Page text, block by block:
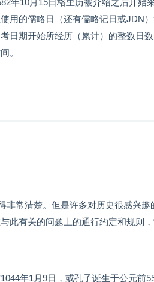
用的儒略日（还有儒略记日或JDN
日期开始所经历（累计）的整数日
。
非常清楚。但是许多对历史很感兴趣
此有关的问题上的通行约定和规则
年1月9日，或孔子诞生于公元前